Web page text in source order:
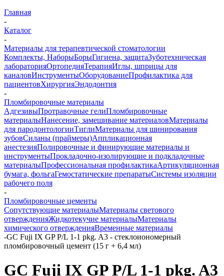
Главная
-
Каталог
-
Материалы для терапевтической стоматологии
Комплекты, НаборыБорыГигиена, защитаЗуботехническая
лабораторияОртопедияТерапияИглы, шприцы для
каналовИнструментыОборудованиеПрофилактика для
пациентовХирургияЭндодонтия
-
Пломбировочные материалы
АдгезивыПротравочные гелиПломбировочные
материалыНанесение, замешивание материаловМатериалы
для пародонтологииТиглиМатериалы для шинирования
зубовСиланы (праймеры)Аппликационная
анестезияПолировочные и финирующие материалы и
инструментыПрокладочно-изолирующие и подкладочные
материалыПрофессиональная профилактикаАртикуляционная
бумага, фольгаГемостатические препаратыСистемы изоляции
рабочего поля
-
Пломбировочные цементы
Сопутствующие материалыМатериалы светового
отвержденияЖидкотекучие материалыМатериалы
химического отвержденияВременные материалы
-GC Fuji IX GP P/L 1-1 pkg. A3 - стеклоиономерный
пломбировочный цемент (15 г + 6,4 мл)
GC Fuji IX GP P/L 1-1 pkg. A3